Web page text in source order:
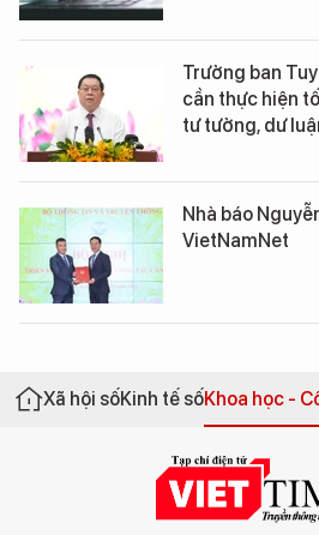
Trưởng ban
cần thực hiện
tư tưởng, dư
Nhà báo
VietNamNet
Xã hội sốKinh tế sốKhoa học -